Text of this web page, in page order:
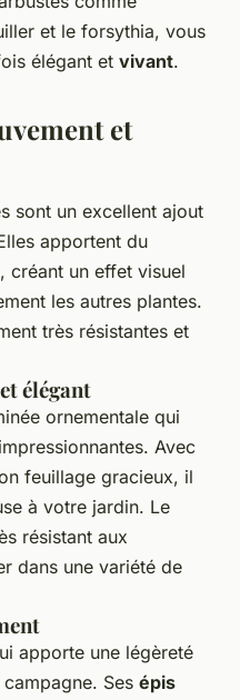
et le forsythia, vous
élégant et vivant.
et
sont un excellent ajout
apportent du
, créant un effet visuel
les autres plantes.
très résistantes et
élégant
ornementale qui
Avec
feuillage gracieux, il
à votre jardin. Le
résistant aux
dans une variété de
apporte une légèreté
Ses épis